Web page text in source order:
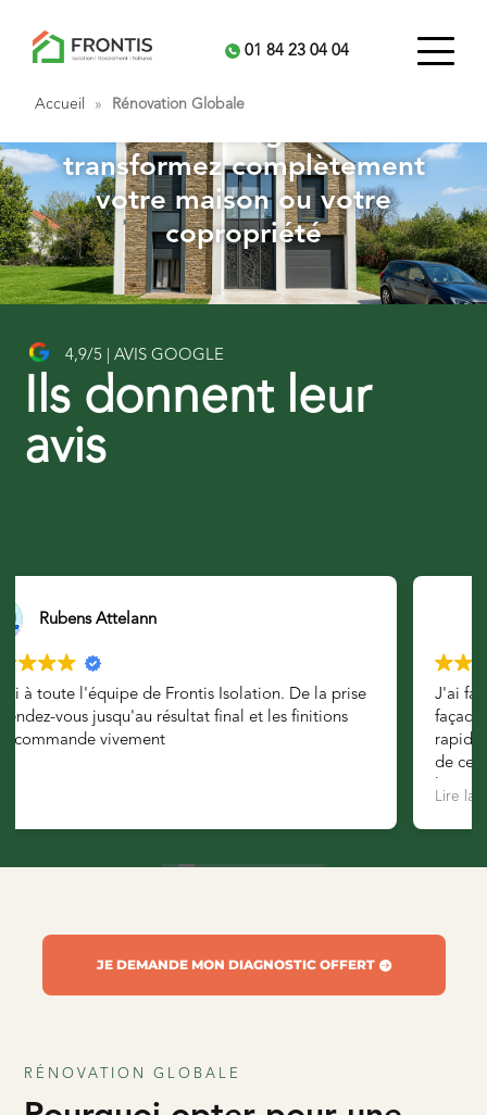
01 84 23 04 04
Accueil » Rénovation Globale
transformez complètement
votre maison ou votre
copropriété
4,9/5 | AVIS GOOGLE
Ils donnent leur
avis
Matthieu
J'ai fait appel à l'agence pour une rénovation de
façade. Je recommande très chaudement : disponible
rapidement, travail de grande qualité qui va au-delà
l'équipe qui n'enlève rien à la prestation. Encore merci
JE DEMANDE MON DIAGNOSTIC OFFERT
RÉNOVATION GLOBALE